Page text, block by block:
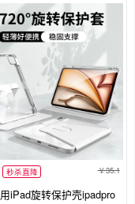
秒杀直降 35.1
iPad旋转保护壳ipadpro